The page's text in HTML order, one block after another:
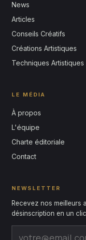
News
Articles
Conseils Créatifs
Créations Artistiques
Techniques Artistiques
LE MÉDIA
À propos
L'équipe
Charte éditoriale
Contact
NEWSLETTER
Recevez nos meilleurs
désinscription en un